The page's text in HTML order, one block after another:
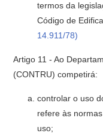
termos da
Código de
14.911/78)
Artigo 11 - Ao
(CONTRU) competirá:
controlar o uso
refere às
uso;